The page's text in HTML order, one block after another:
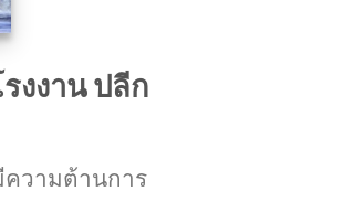
งงาน ปลีก
ความต้านการ